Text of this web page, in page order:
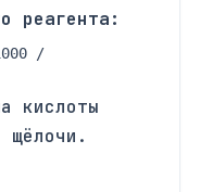
реагента:
/
кислоты
щёлочи.